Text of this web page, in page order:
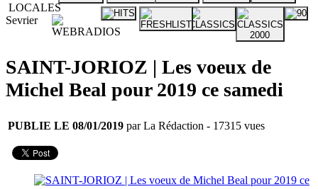
Sevrier
SAINT-JORIOZ | Les voeux de
Michel Beal pour 2019 ce samedi
PUBLIE LE 08/01/2019 par La Rédaction - 17315 vues